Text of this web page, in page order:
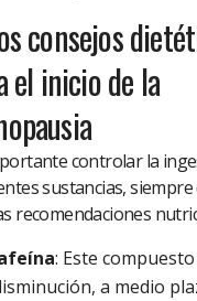
consejos
el inicio de la
controlar la
sustancias, siempre
recomendaciones
: Este
a medio